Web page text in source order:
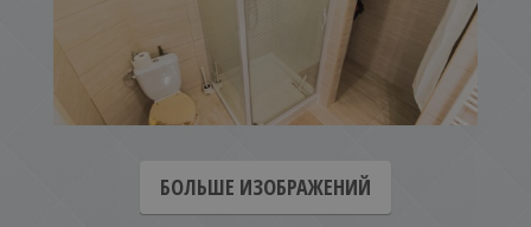
БОЛЬШЕ ИЗОБРАЖЕНИЙ